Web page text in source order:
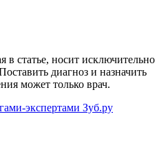
в статье, носит исключительно
диагноз и назначить
может только врач.
экспертами Зуб.ру